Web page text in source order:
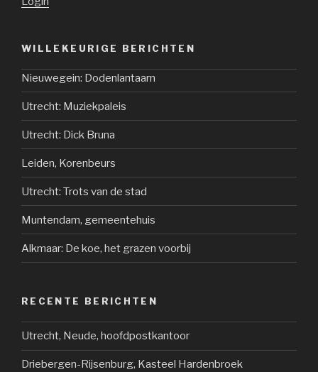
WILLEKEURIGE BERICHTEN
Nieuwegein: Dodenlantaarn
Utrecht: Muziekpaleis
Utrecht: Dick Bruna
Leiden, Korenbeurs
Utrecht: Trots van de stad
Muntendam, gemeentehuis
Alkmaar: De koe, het grazen voorbij
RECENTE BERICHTEN
Utrecht, Neude, hoofdpostkantoor
Driebergen-Rijsenburg, Kasteel Hardenbroek